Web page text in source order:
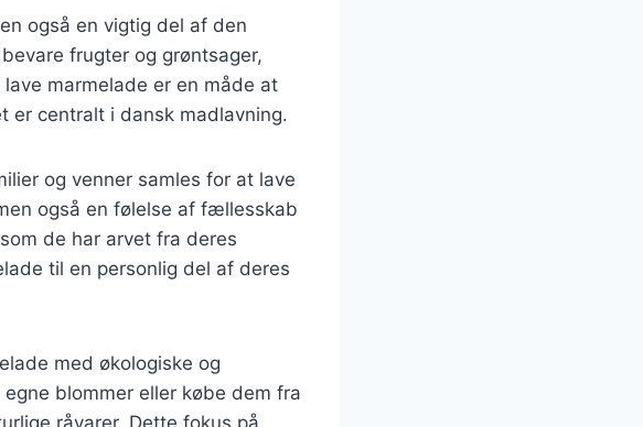
også en vigtig del af den
frugter og grøntsager,
marmelade er en måde at
centralt i dansk madlavning.
og venner samles for at lave
også en følelse af fællesskab
de har arvet fra deres
til en personlig del af deres
med økologiske og
blommer eller købe dem fra
råvarer. Dette fokus på